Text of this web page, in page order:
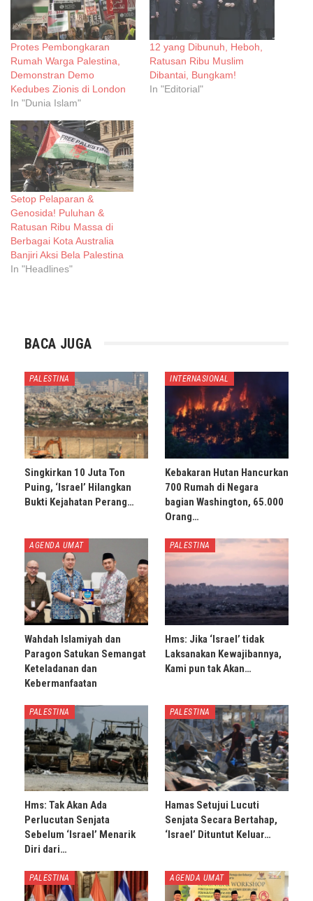
Protes Pembongkaran
Rumah Warga Palestina,
Demonstran Demo
Kedubes Zionis di London
In "Dunia Islam"
12 yang Dibunuh, Heboh,
Ratusan Ribu Muslim
Dibantai, Bungkam!
In "Editorial"
Setop Pelaparan &
Genosida! Puluhan &
Ratusan Ribu Massa di
Berbagai Kota Australia
Banjiri Aksi Bela Palestina
In "Headlines"
BACA JUGA
PALESTINA
Singkirkan 10 Juta Ton
Puing, ‘Israel’ Hilangkan
Bukti Kejahatan Perang…
INTERNASIONAL
Kebakaran Hutan Hancurkan
700 Rumah di Negara
bagian Washington, 65.000
Orang…
AGENDA UMAT
Wahdah Islamiyah dan
Paragon Satukan Semangat
Keteladanan dan
Kebermanfaatan
PALESTINA
Hms: Jika ‘Israel’ tidak
Laksanakan Kewajibannya,
Kami pun tak Akan…
PALESTINA
Hms: Tak Akan Ada
Perlucutan Senjata
Sebelum ‘Israel’ Menarik
Diri dari…
PALESTINA
Hamas Setujui Lucuti
Senjata Secara Bertahap,
‘Israel’ Dituntut Keluar…
PALESTINA AGENDA UMAT